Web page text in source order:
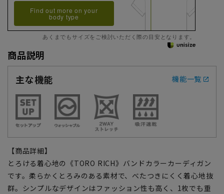
Find out more on your
body type
あくまでもサイズをご検討いただく際の目安となります。
商品説明
主な機能
機能一覧
【商品詳細】
とろける着心地の《TORO RICH》バンドカラーカーディガン
です。柔らかくとろみのある素材で、べたつきにくく着心地抜
群。シンプルなデザインはファッション性も高く、1枚でも重